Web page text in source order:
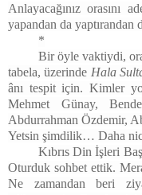
Anlayacağınız
yapandan da yaptırandan
*
Bir öyle vaktiydi,
tabela, üzerinde Hala
ânı tespit için. Kimler
Mehmet Günay,
Abdurrahman Özdemir,
Yetsin şimdilik… Daha
Kıbrıs Din İşleri
Oturduk sohbet ettik.
Ne zamandan beri